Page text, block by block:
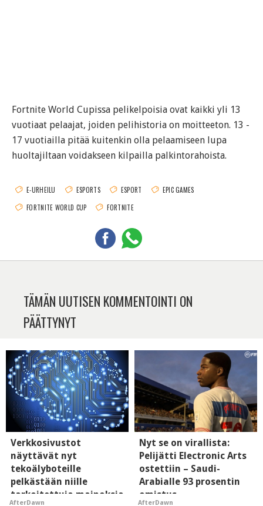
Fortnite World Cupissa pelikelpoisia ovat kaikki yli 13
vuotiaat pelaajat, joiden pelihistoria on moitteeton. 13 -
17 vuotiailla pitää kuitenkin olla pelaamiseen lupa
huoltajiltaan voidakseen kilpailla palkintorahoista.
E-URHEILU ESPORTS ESPORT
EPIC GAMES
FORTNITE WORLD CUP
FORTNITE
TÄMÄN UUTISEN KOMMENTOINTI ON
PÄÄTTYNYT
Verkkosivustot
näyttävät nyt
tekoälyboteille
pelkästään niille
tarkoitettuja mainoksia
AfterDawn
Nyt se on virallista:
Pelijätti Electronic Arts
ostettiin – Saudi-
Arabialle 93 prosentin
omistus
AfterDawn